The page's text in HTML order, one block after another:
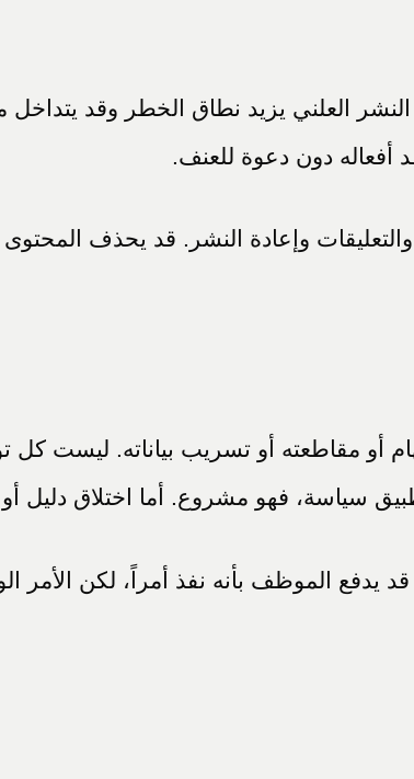
العلني يزيد نطاق الخطر وقد يتداخل
دون دعوة للعنف.
وإعادة النشر. قد يحذف
مقاطعته أو تسريب بياناته. ليست كل
سياسة، فهو مشروع. أما اختلاق دليل
يدفع الموظف بأنه نفذ أمراً، لكن الأمر